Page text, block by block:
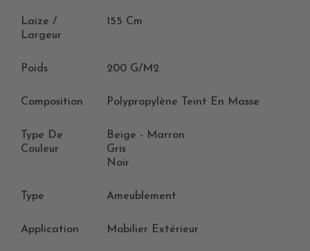
Laize /
Largeur
155 Cm
Poids 200 G/m2
Composition Polypropylène Teint En Masse
Type De
Couleur
Beige - Marron
Gris
Noir
Type Ameublement
Application Mobilier Extérieur